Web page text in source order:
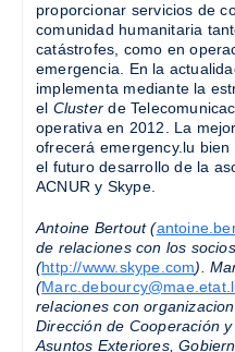
proporcionar servicios de
comunidad humanitaria
catástrofes, como en
emergencia. En la
implementa mediante la
el Cluster de
operativa en 2012. La
ofrecerá emergency.lu
el futuro desarrollo de la
ACNUR y Skype.
Antoine Bertout (
de relaciones con los
(http://www.skype.com).
(
relaciones con
Dirección de Cooperación
Asuntos Exteriores,